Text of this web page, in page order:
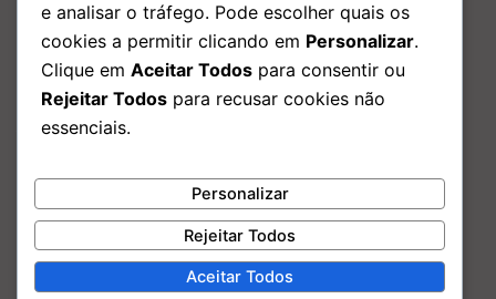
Redes Sociais
Facebook
Instagram
Linkedin
Youtube
Nosso Endereço:
Rua São Bento, 29 – Edf. Porto Brasilis, 17º andar Centro, Rio de
Janeiro – RJ
e analisar o tráfego. Pode escolher quais os
cookies a permitir clicando em Personalizar.
Clique em Aceitar Todos para consentir ou
Rejeitar Todos para recusar cookies não
essenciais.
Personalizar
Rejeitar Todos
Aceitar Todos